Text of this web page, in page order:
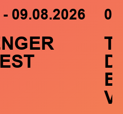
09.08.2026